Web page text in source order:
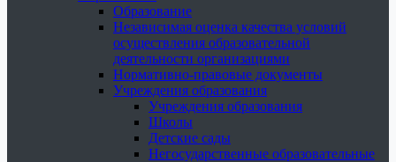
Образование
Независимая оценка качества условий
осуществления образовательной
деятельности организациями
Нормативно-правовые документы
Учреждения образования
Учреждения образования
Школы
Детские сады
Негосударственные образовательные